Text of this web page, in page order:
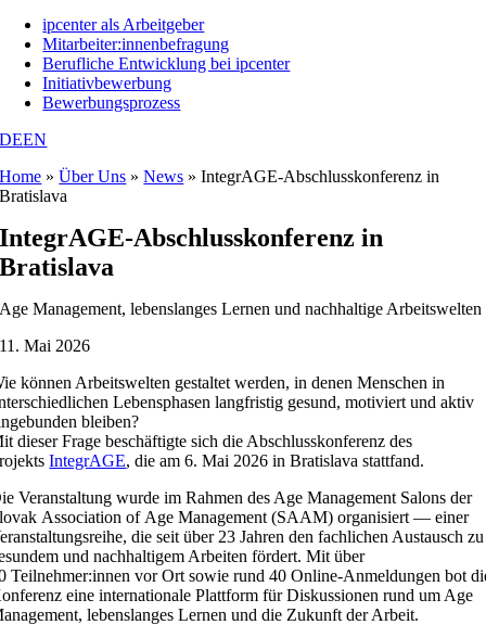
ipcenter als Arbeitgeber
Mitarbeiter:innenbefragung
Berufliche Entwicklung bei ipcenter
Initiativbewerbung
Bewerbungsprozess
DEEN
Home »Über Uns »News »IntegrAGE-Abschlusskonferenz in
Bratislava
IntegrAGE-Abschlusskonferenz in
Bratislava
Age Management, lebenslanges Lernen und nachhaltige Arbeitswelten
11. Mai 2026
können Arbeitswelten gestaltet werden, in denen Menschen in
Lebensphasen langfristig gesund, motiviert und aktiv
bleiben?
dieser Frage beschäftigte sich die Abschlusskonferenz des
IntegrAGE, die am 6. Mai 2026 in Bratislava stattfand.
Veranstaltung wurde im Rahmen des Age Management Salons der
Association of Age Management (SAAM) organisiert — einer
die seit über 23 Jahren den fachlichen Austausch zu
und nachhaltigem Arbeiten fördert. Mit über
Teilnehmer:innen vor Ort sowie rund 40 Online-Anmeldungen bot
eine internationale Plattform für Diskussionen rund um Age
lebenslanges Lernen und die Zukunft der Arbeit.